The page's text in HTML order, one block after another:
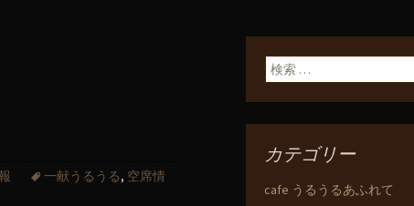
一献うるうる, 空席情
検索:
カテゴリー
cafe うるうるあふれて